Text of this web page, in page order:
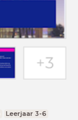
Leerjaar 3-6